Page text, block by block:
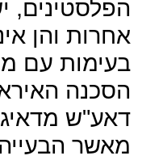
הפלסטינים,
אחרות והן
בעימות עם
הסכנה
דאע"ש
מאשר